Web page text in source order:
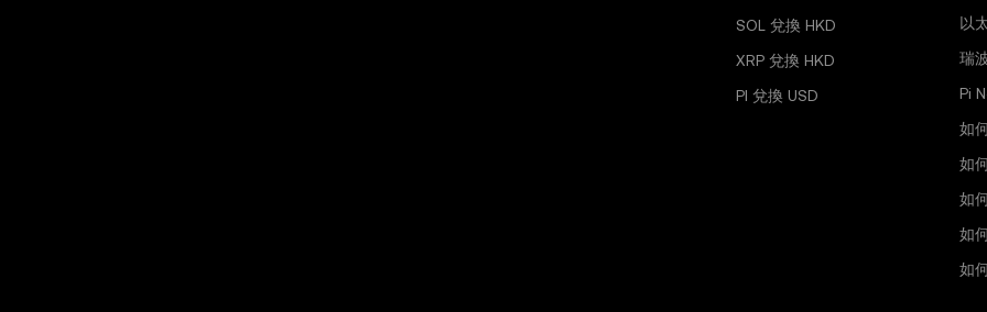
SOL 兌換 HKD
XRP 兌換 HKD
PI 兌換 USD
以
瑞
Pi
如
如
如
如
如